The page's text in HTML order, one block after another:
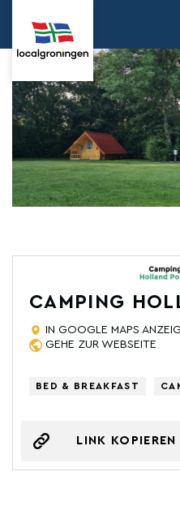
CAMPING
IN GOOGLE MAPS
GEHE ZUR WEBSEITE
BED & BREAKFAST
LINK KOPIEREN